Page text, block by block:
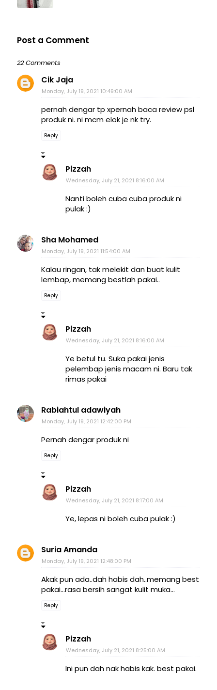
Post a Comment
22 Comments
Cik Jaja
Monday, July 19, 2021 10:49:00 AM
pernah dengar tp xpernah baca review psl
produk ni. ni mcm elok je nk try.
Reply
Pizzah
Wednesday, July 21, 2021 8:16:00 AM
Nanti boleh cuba cuba produk ni
pulak :)
Sha Mohamed
Monday, July 19, 2021 11:54:00 AM
Kalau ringan, tak melekit dan buat kulit
lembap, memang bestlah pakai..
Reply
Pizzah
Wednesday, July 21, 2021 8:16:00 AM
Ye betul tu. Suka pakai jenis
pelembap jenis macam ni. Baru tak
rimas pakai
Rabiahtul adawiyah
Monday, July 19, 2021 12:42:00 PM
Pernah dengar produk ni
Reply
Pizzah
Wednesday, July 21, 2021 8:17:00 AM
Ye, lepas ni boleh cuba pulak :)
Suria Amanda
Monday, July 19, 2021 12:48:00 PM
Akak pun ada..dah habis dah..memang best
pakai...rasa bersih sangat kulit muka...
Reply
Pizzah
Wednesday, July 21, 2021 8:25:00 AM
Ini pun dah nak habis kak. best pakai.